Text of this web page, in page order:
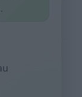
pour
de paie